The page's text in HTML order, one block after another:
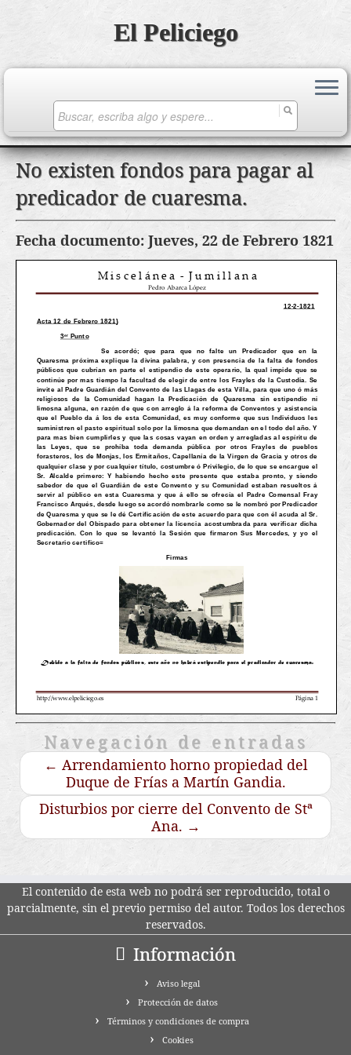
Saltar
contenido
El Peliciego
No existen fondos para pagar al
predicador de cuaresma.
Fecha documento: Jueves, 22 de Febrero 1821
Navegación de entradas
← Arrendamiento horno propiedad del
Duque de Frías a Martín Gandia.
Disturbios por cierre del Convento de Stª
Ana. →
El contenido de esta web no podrá ser reproducido, total o
parcialmente, sin el previo permiso del autor. Todos los derechos
reservados.
Información
Aviso legal
Protección de datos
Términos y condiciones de compra
Cookies